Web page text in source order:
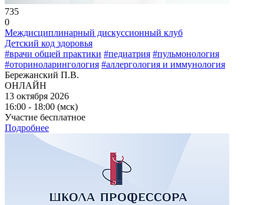
735
0
Междисциплинарный дискуссионный клуб
Детский код здоровья
#врачи общей практики #педиатрия #пульмонология
#оториноларингология #аллергология и иммунология
Бережанский П.В.
ОНЛАЙН
13 октября 2026
16:00 - 18:00 (мск)
Участие бесплатное
Подробнее